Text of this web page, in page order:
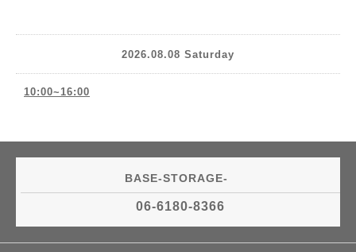
2026.08.08 Saturday
10:00~16:00
BASE-STORAGE-
06-6180-8366